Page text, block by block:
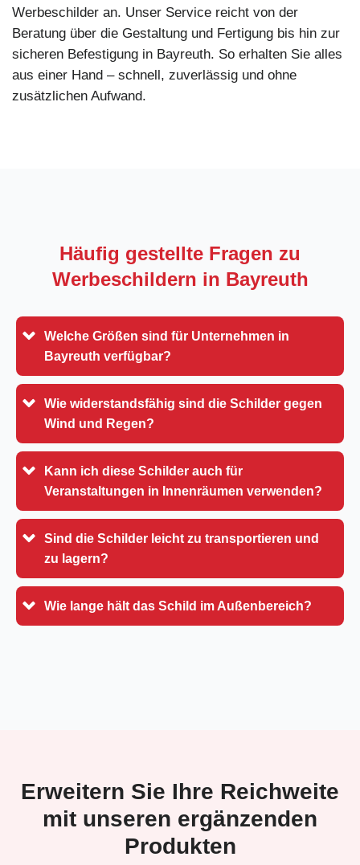
Werbeschilder an. Unser Service reicht von der
Beratung über die Gestaltung und Fertigung bis hin zur
sicheren Befestigung in Bayreuth. So erhalten Sie alles
aus einer Hand – schnell, zuverlässig und ohne
zusätzlichen Aufwand.
Häufig gestellte Fragen zu
Werbeschildern in Bayreuth
Welche Größen sind für Unternehmen in
Bayreuth verfügbar?
Wie widerstandsfähig sind die Schilder gegen
Wind und Regen?
Kann ich diese Schilder auch für
Veranstaltungen in Innenräumen verwenden?
Sind die Schilder leicht zu transportieren und
zu lagern?
Wie lange hält das Schild im Außenbereich?
Erweitern Sie Ihre Reichweite
mit unseren ergänzenden
Produkten